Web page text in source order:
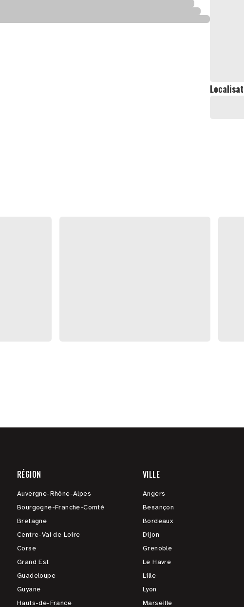
RÉGION
Auvergne-Rhône-Alpes
Bourgogne-Franche-Comté
Bretagne
Centre-Val de Loire
Corse
Grand Est
Guadeloupe
Guyane
Hauts-de-France
VILLE
Angers
Besançon
Bordeaux
Dijon
Grenoble
Le Havre
Lille
Lyon
Marseille